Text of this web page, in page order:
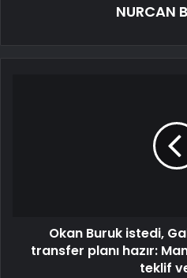
NURCAN
Okan Buruk istedi,
transfer planı hazır:
teklif